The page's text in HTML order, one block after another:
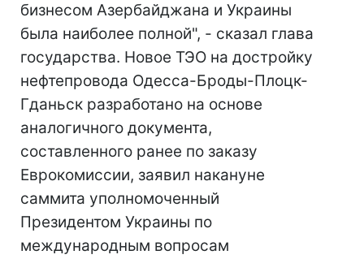
бизнесом Азербайджана и Украины
была наиболее полной", - сказал глава
государства. Новое ТЭО на достройку
нефтепровода Одесса-Броды-Плоцк-
Гданьск разработано на основе
аналогичного документа,
составленного ранее по заказу
Еврокомиссии, заявил накануне
саммита уполномоченный
Президентом Украины по
международным вопросам